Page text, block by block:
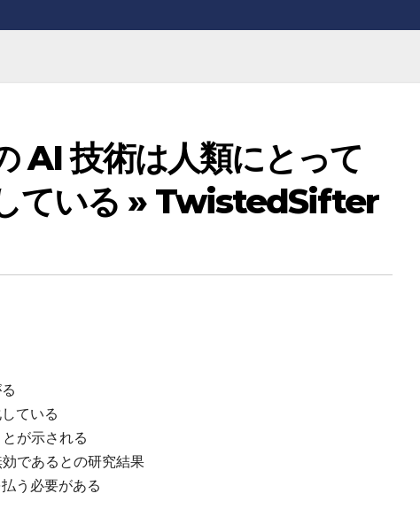
AI 技術は人類にとって
ている » TwistedSifter
ている
が示される
であるとの研究結果
う必要がある